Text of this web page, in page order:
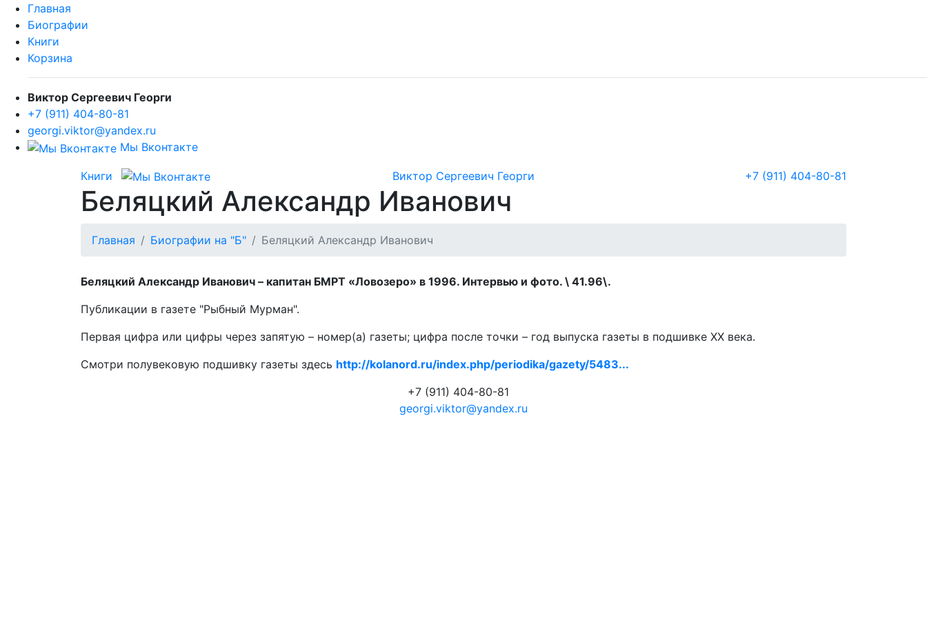
Главная
Биографии
Книги
Корзина
Виктор Сергеевич Георги
+7 (911) 404-80-81
georgi.viktor@yandex.ru
Мы Вконтакте
Книги Виктор Сергеевич Георги +7 (911) 404-80-81
Беляцкий Александр Иванович
Главная Биографии на "Б" Беляцкий Александр Иванович
Беляцкий Александр Иванович – капитан БМРТ «Ловозеро» в 1996. Интервью и фото. \ 41.96\.
Публикации в газете "Рыбный Мурман".
Первая цифра или цифры через запятую – номер(а) газеты; цифра после точки – год выпуска газеты в подшивке ХХ века.
Смотри полувековую подшивку газеты здесь http://kolanord.ru/index.php/periodika/gazety/5483...
+7 (911) 404-80-81
georgi.viktor@yandex.ru